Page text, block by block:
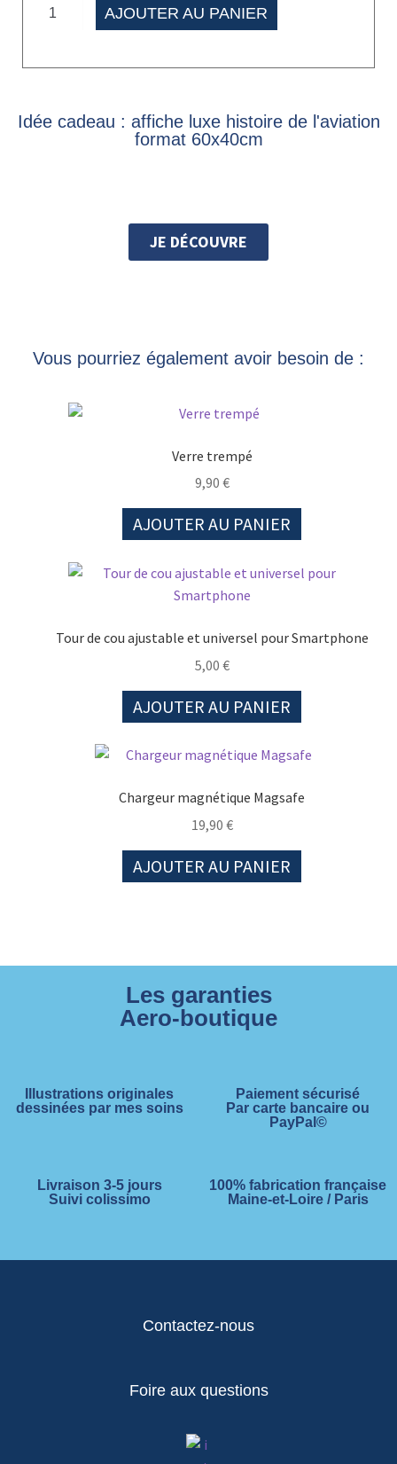
AJOUTER AU PANIER
Idée cadeau : affiche luxe histoire de l'aviation
format 60x40cm
JE DÉCOUVRE
Vous pourriez également avoir besoin de :
Verre trempé
9,90 €
AJOUTER AU PANIER
Tour de cou ajustable et universel pour Smartphone
5,00 €
AJOUTER AU PANIER
Chargeur magnétique Magsafe
19,90 €
AJOUTER AU PANIER
Les garanties
Aero-boutique
Illustrations originales
dessinées par mes soins
Paiement sécurisé
Par carte bancaire ou
PayPal©
Livraison 3-5 jours
Suivi colissimo
100% fabrication française
Maine-et-Loire / Paris
Contactez-nous
Foire aux questions